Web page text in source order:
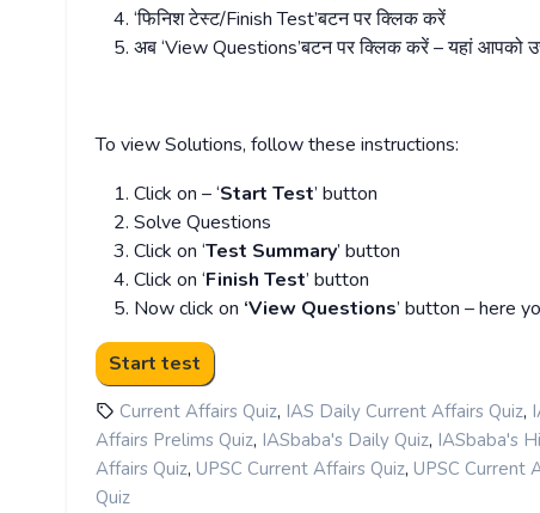
‘फिनिश टेस्ट/Finish Test’बटन पर क्लिक करें
अब ‘View Questions’बटन पर क्लिक करें – यहां आपको
To view Solutions, follow these instructions:
Click on – ‘Start Test’ button
Solve Questions
Click on ‘Test Summary’ button
Click on ‘Finish Test’ button
Now click on ‘View Questions’ button – here
Current Affairs Quiz, IAS Daily Current Affairs Quiz,
Affairs Prelims Quiz, IASbaba's Daily Quiz, IASbaba's
Affairs Quiz, UPSC Current Affairs Quiz, UPSC Current
Quiz